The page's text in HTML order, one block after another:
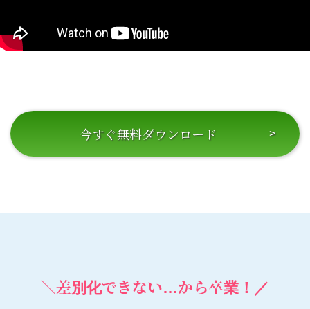
今すぐ無料ダウンロード
＼差別化できない…から卒業！ ／